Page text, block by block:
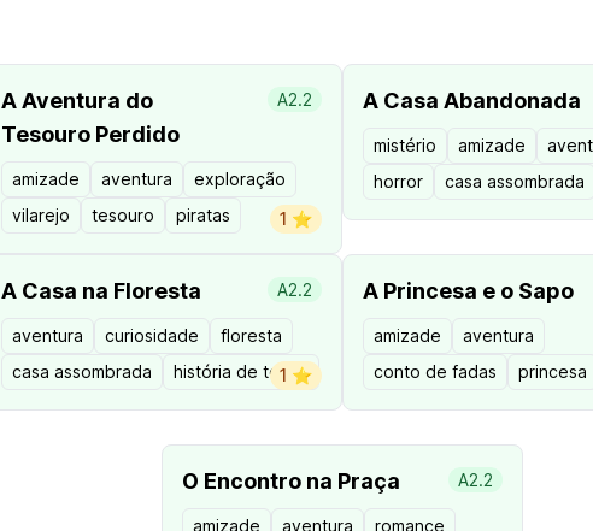
A Aventura do
Tesouro Perdido
A2.2
amizade aventura
exploração
vilarejo
tesouro piratas 1 ⭐️
A Casa Abandonada
mistério amizade
horror
casa assombrada
A Casa na Floresta A2.2
aventura curiosidade
floresta
casa assombrada
história de terror
1 ⭐️
A Princesa e o Sapo
amizade
aventura
conto de fadas
princesa
O Encontro na Praça A2.2
amizade aventura romance